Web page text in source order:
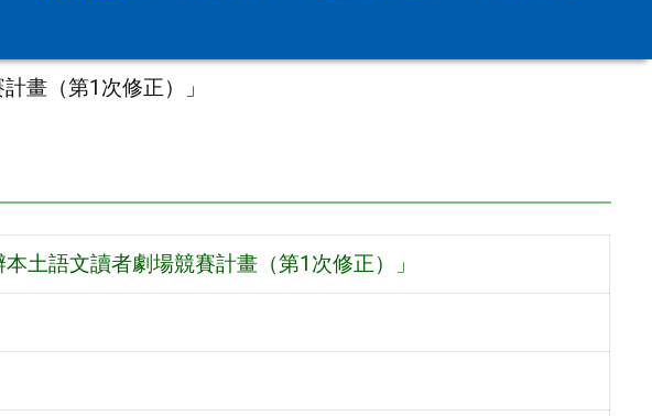
畫（第1次修正）」
土語文讀者劇場競賽計畫（第1次修正）」